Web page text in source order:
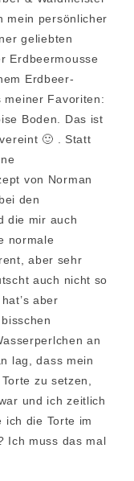
mein persönlicher
geliebten
Erdbeermousse
Erdbeer-
meiner Favoriten:
Boden. Das ist
🙂 . Statt
von Norman
den
die mir auch
normale
aber sehr
auch nicht so
aber
an
lag, dass mein
zu setzen,
und ich zeitlich
ich die Torte im
Ich muss das mal